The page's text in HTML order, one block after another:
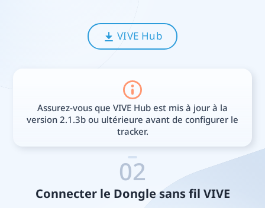
VIVE Hub
Assurez-vous que VIVE Hub est mis à jour à la
version 2.1.3b ou ultérieure avant de configurer le
tracker.
02
Connecter le Dongle sans fil VIVE